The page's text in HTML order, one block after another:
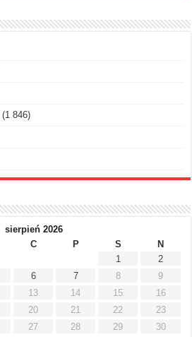
(1 846)
sierpień 2026
C P S
N
1
2
6 7 8
9
13 14 15
16
20 21 22
23
27 28 29
30